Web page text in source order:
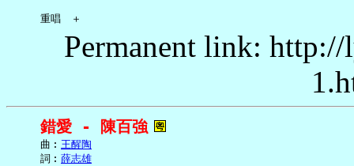
Permanent link:
錯愛 - 陳百強
     曲︰
王醒陶
     詞︰
薛志雄